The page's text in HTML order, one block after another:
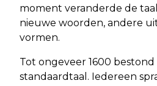
moment veranderde de
nieuwe woorden, andere
vormen.
Tot ongeveer 1600
standaardtaal. Iedereen